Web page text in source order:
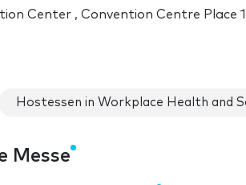
Center , Convention Centre Place 1
Hostessen in Workplace Health and
Messe